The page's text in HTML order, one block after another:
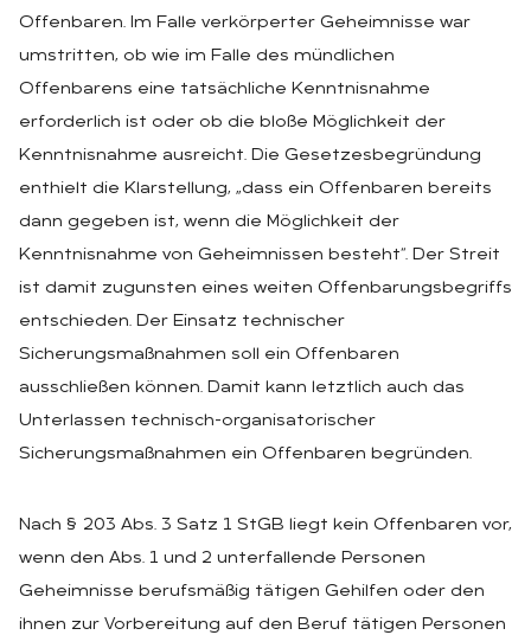
Offenbaren. Im Falle verkörperter Geheimnisse war
umstritten, ob wie im Falle des mündlichen
Offenbarens eine tatsächliche Kenntnisnahme
erforderlich ist oder ob die bloße Möglichkeit der
Kenntnisnahme ausreicht. Die Gesetzesbegründung
enthielt die Klarstellung, „dass ein Offenbaren bereits
dann gegeben ist, wenn die Möglichkeit der
Kenntnisnahme von Geheimnissen besteht“. Der Streit
ist damit zugunsten eines weiten Offenbarungsbegriffs
entschieden. Der Einsatz technischer
Sicherungsmaßnahmen soll ein Offenbaren
ausschließen können. Damit kann letztlich auch das
Unterlassen technisch-organisatorischer
Sicherungsmaßnahmen ein Offenbaren begründen.
Nach § 203 Abs. 3 Satz 1 StGB liegt kein Offenbaren vor,
wenn den Abs. 1 und 2 unterfallende Personen
Geheimnisse berufsmäßig tätigen Gehilfen oder den
ihnen zur Vorbereitung auf den Beruf tätigen Personen